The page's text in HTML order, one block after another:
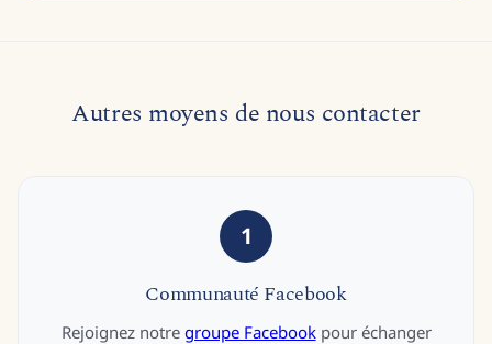
Autres moyens de nous contacter
1
Communauté Facebook
Rejoignez notre groupe Facebookpour échanger